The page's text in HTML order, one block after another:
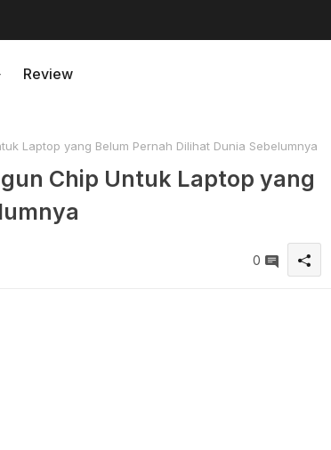
Review
Laptop yang Belum Pernah Dilihat Dunia Sebelumnya
Chip Untuk Laptop yang
0